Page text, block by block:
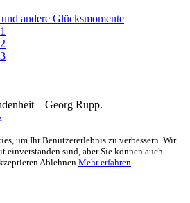
andere Glücksmomente
– Georg Rupp.
um Ihr Benutzererlebnis zu verbessern. Wir
einverstanden sind, aber Sie können auch
Ablehnen Mehr erfahren